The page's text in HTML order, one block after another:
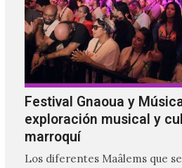
Festival Gnaoua y
exploración musical y
marroquí
Los diferentes Maâlems que